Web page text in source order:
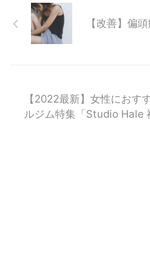
【改善】偏
【2022最新】女性におす
ルジム特集「Studio Hale